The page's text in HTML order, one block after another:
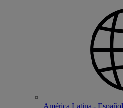
América Latina - Español